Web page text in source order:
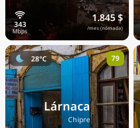
1.845 $
/mes (nómada)
Lárnaca
🇨🇾Chipre
28°C 79